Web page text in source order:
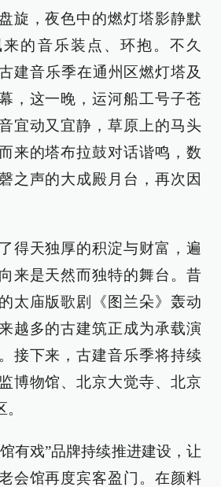
旋，夜色中的燃灯塔影静默
的音乐装点、环抱。不久
建音乐季在通州区燃灯塔及
，这一晚，运河船工号子苍
宜动又宜静，草原上的马头
来的塔布拉鼓对话谐鸣，数
之声的大成殿月台，再次因
得天独厚的积淀与财富，遍
来是天然而独特的舞台。昔
太庙版歌剧《图兰朵》轰动
越多的古建筑正成为承载演
接下来，古建音乐季将持续
博物馆、北京大觉寺、北京
有戏”品牌持续推进建设，让
会馆再度宾客盈门。在颜料